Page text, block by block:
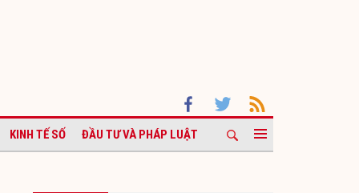
KINH TẾ SỐ ĐẦU TƯ VÀ PHÁP LUẬT